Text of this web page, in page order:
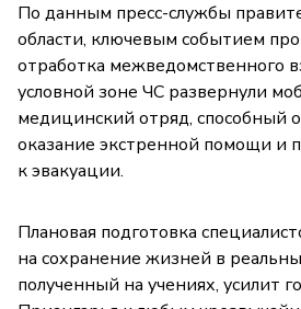
По данным пресс-службы
области, ключевым событием
отработка межведомственного
условной зоне ЧС развернули
медицинский отряд, способный
оказание экстренной помощи и
к эвакуации.
Плановая подготовка
на сохранение жизней в
полученный на учениях, усилит